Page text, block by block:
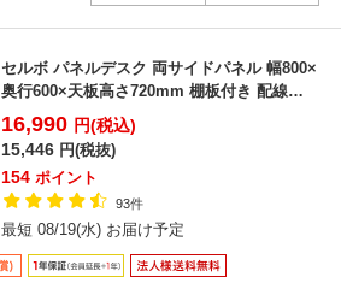
セルボ パネルデスク 両サイドパネル 幅800×
奥行600×天板高さ720mm 棚板付き 配線ホ
ール...
16,990 円(税込)
15,446 円(税抜)
154 ポイント
93件
最短 08/19(水) お届け予定